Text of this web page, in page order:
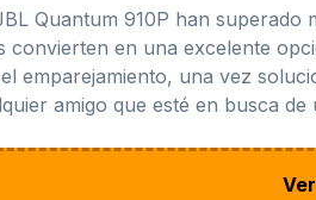
Quantum 910P han
convierten en una excelente
emparejamiento, una vez
amigo que esté en busca